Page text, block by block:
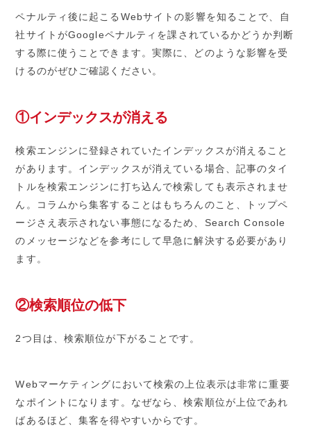
ペナルティ後に起こるWebサイトの影響を知ることで、自
社サイトがGoogleペナルティを課されているかどうか判断
する際に使うことできます。実際に、どのような影響を受
けるのがぜひご確認ください。
①インデックスが消える
検索エンジンに登録されていたインデックスが消えること
があります。インデックスが消えている場合、記事のタイ
トルを検索エンジンに打ち込んで検索しても表示されませ
ん。コラムから集客することはもちろんのこと、トップペ
ージさえ表示されない事態になるため、Search Console
のメッセージなどを参考にして早急に解決する必要があり
ます。
②検索順位の低下
2つ目は、検索順位が下がることです。
Webマーケティングにおいて検索の上位表示は非常に重要
なポイントになります。なぜなら、検索順位が上位であれ
ばあるほど、集客を得やすいからです。